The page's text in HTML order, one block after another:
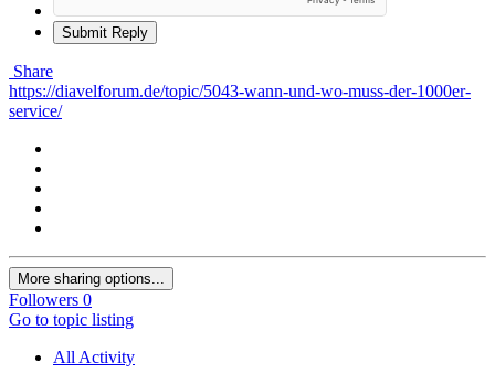
Submit Reply
Share
https://diavelforum.de/topic/5043-wann-und-wo-muss-der-1000er-
service/
More sharing options...
Followers 0
Go to topic listing
All Activity